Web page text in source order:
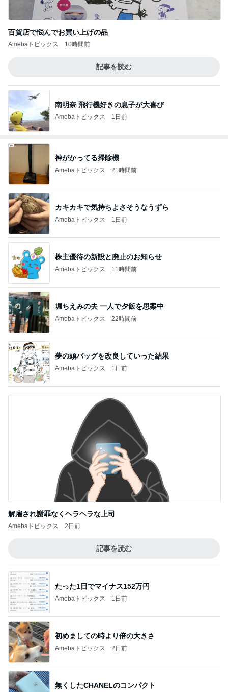
百貨店で悩んでお買い上げの品
Amebaトピックス 10時間前
記事を読む
南明奈 飛行機好きの息子が大喜び
Amebaトピックス 1日前
神がかってる掃除機
Amebaトピックス 21時間前
カキカキで気持ちよさそうなうずら
Amebaトピックス 1日前
株主優待の新設と廃止のお知らせ
Amebaトピックス 11時間前
堀ちえみの夫 一人で夕飯を思案中
Amebaトピックス 22時間前
夢の頭バッグを改良していった結果
Amebaトピックス 1日前
解雇され謝罪なくヘラヘラな上司
Amebaトピックス 2日前
記事を読む
たった1日でマイナス152万円
Amebaトピックス 1日前
初めましての時より倍の大きさ
Amebaトピックス 2日前
無くしたCHANELのコンパクト